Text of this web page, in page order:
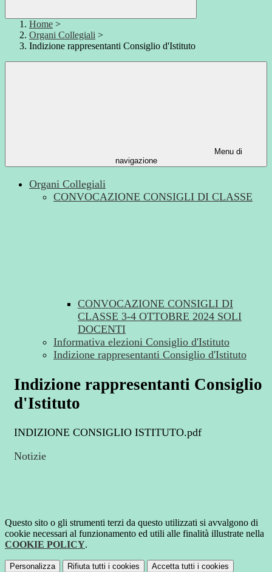
Home >
Organi Collegiali >
Indizione rappresentanti Consiglio d'Istituto
Menu di
navigazione
Organi Collegiali
CONVOCAZIONE CONSIGLI DI CLASSE
CONVOCAZIONE CONSIGLI DI
CLASSE 3-4 OTTOBRE 2024 SOLI
DOCENTI
Informativa elezioni Consiglio d'Istituto
Indizione rappresentanti Consiglio d'Istituto
Indizione rappresentanti Consiglio
d'Istituto
INDIZIONE CONSIGLIO ISTITUTO.pdf
Notizie
Questo sito o gli strumenti terzi da questo utilizzati si avvalgono di
cookie necessari al funzionamento ed utili alle finalità illustrate nella
COOKIE POLICY.
Personalizza Rifiuta tutti i cookies Accetta tutti i cookies